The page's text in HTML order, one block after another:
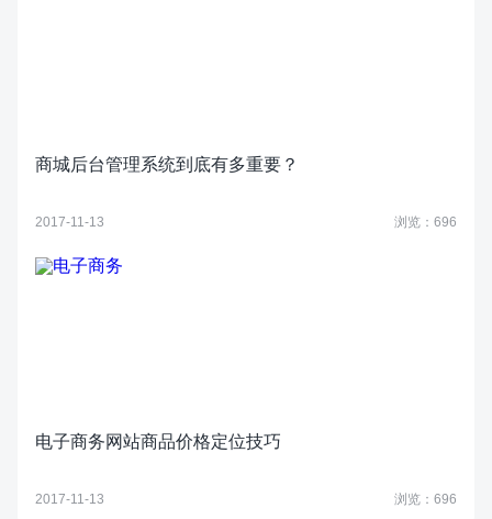
商城后台管理系统到底有多重要？
2017-11-13 浏览：696
电子商务网站商品价格定位技巧
2017-11-13 浏览：696